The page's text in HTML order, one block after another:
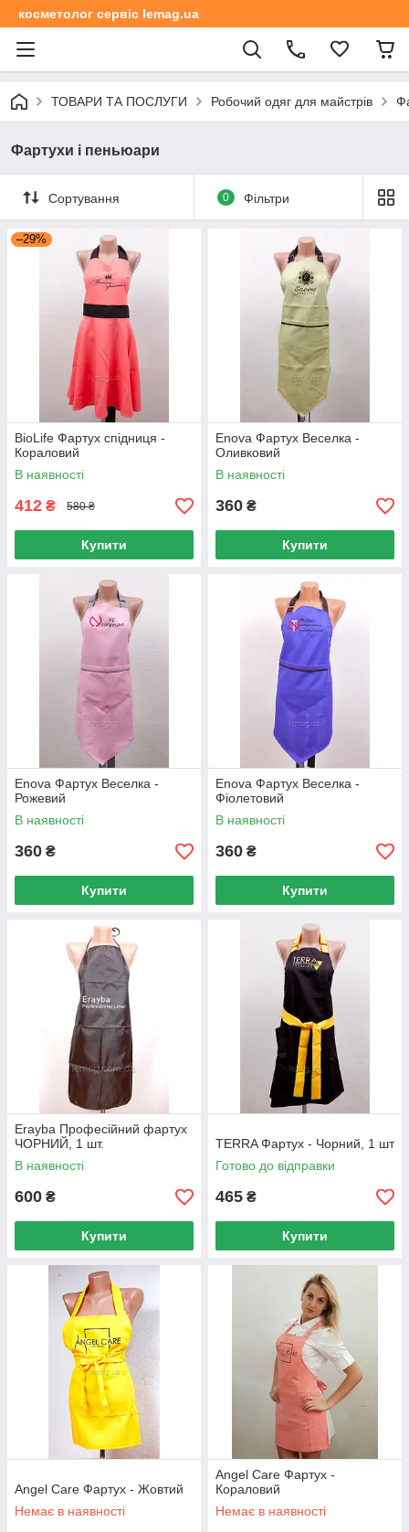
косметолог сервіс lemag.ua
ТОВАРИ ТА ПОСЛУГИ Робочий одяг для майстрів
Фартухи і пеньюари
Сортування 0 Фільтри
–29%
BioLife Фартух спідниця -
Кораловий
В наявності
412 ₴ 580 ₴
Купити
Enova Фартух Веселка -
Оливковий
В наявності
360 ₴
Купити
Enova Фартух Веселка -
Рожевий
В наявності
360 ₴
Купити
Enova Фартух Веселка -
Фіолетовий
В наявності
360 ₴
Купити
Erayba Професійний фартух
ЧОРНИЙ, 1 шт.
В наявності
600 ₴
Купити
TERRA Фартух - Чорний, 1 шт
Готово до відправки
465 ₴
Купити
Angel Care Фартух - Жовтий
Немає в наявності
Angel Care Фартух -
Кораловий
Немає в наявності